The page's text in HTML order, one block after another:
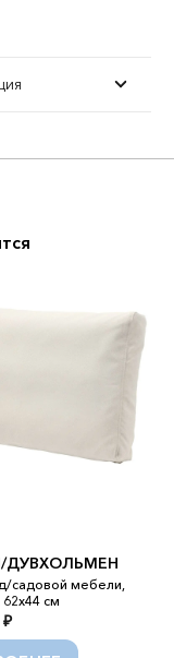
ДУВХОЛЬМЕН
садовой мебели,
см
₽